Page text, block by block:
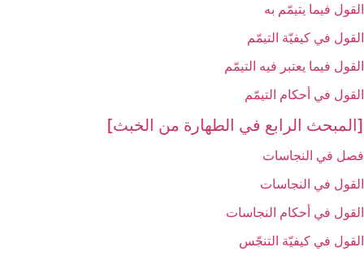
القول فيما يتيمّم به‏
القول في كيفيّة التيمّم‏
القول فيما يعتبر فيه التيمّم‏
القول في أحكام التيمّم‏
[المبحث الرابع في الطهارة من الخبث‏]
فصل في النجاسات‏
القول في النجاسات‏
القول في أحكام النجاسات‏
القول في كيفيّة التنجّس‏